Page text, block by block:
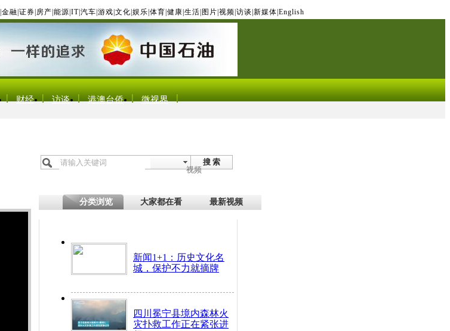
金融 证券 房产 能源 IT| 汽车 游戏 文化 娱乐 体育 健康 生活 图片 视频 访谈 新媒体 English
财经 访谈 港澳台侨 微视界
搜 索
视频
分类浏览 大家都在看 最新视频
新闻1+1：历史文化名
城，保护不力就摘牌
四川冕宁县境内森林火
灾扑救工作正在紧张进